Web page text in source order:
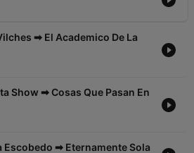
➡︎ El Academico De La
Show ➡︎ Cosas Que Pasan En
Escobedo ➡︎ Eternamente Sola